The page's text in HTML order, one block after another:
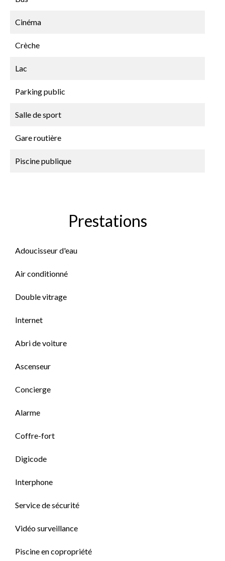
Cinéma
Crèche
Lac
Parking public
Salle de sport
Gare routière
Piscine publique
Prestations
Adoucisseur d'eau
Air conditionné
Double vitrage
Internet
Abri de voiture
Ascenseur
Concierge
Alarme
Coffre-fort
Digicode
Interphone
Service de sécurité
Vidéo surveillance
Piscine en copropriété